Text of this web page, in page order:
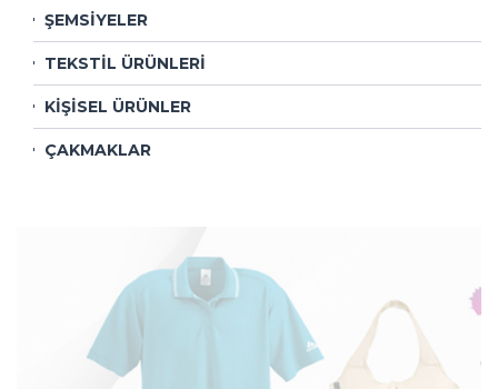
ŞEMSİYELER
TEKSTİL ÜRÜNLERİ
KİŞİSEL ÜRÜNLER
ÇAKMAKLAR